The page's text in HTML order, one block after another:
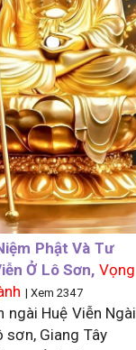
Phật Và Tư
Ở Lô Sơn, Vọng
| Xem 2347
ngài Huệ Viễn Ngài
sơn, Giang Tây